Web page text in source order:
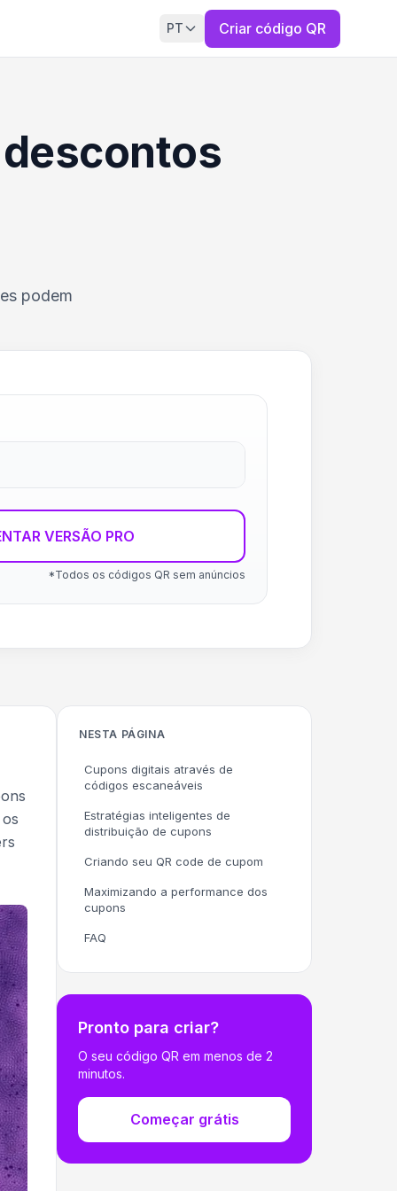
PT Criar código QR
descontos
podem
VERSÃO PRO
*Todos os códigos QR sem anúncios
NESTA PÁGINA
Cupons digitais através de
códigos escaneáveis
Estratégias inteligentes de
distribuição de cupons
Criando seu QR code de cupom
Maximizando a performance dos
cupons
FAQ
Pronto para criar?
O seu código QR em menos de 2
minutos.
Começar grátis